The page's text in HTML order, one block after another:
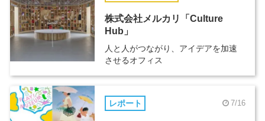
株式会社メルカリ「Culture
Hub」
人と人がつながり、アイデアを加速
させるオフィス
レポート 7/16